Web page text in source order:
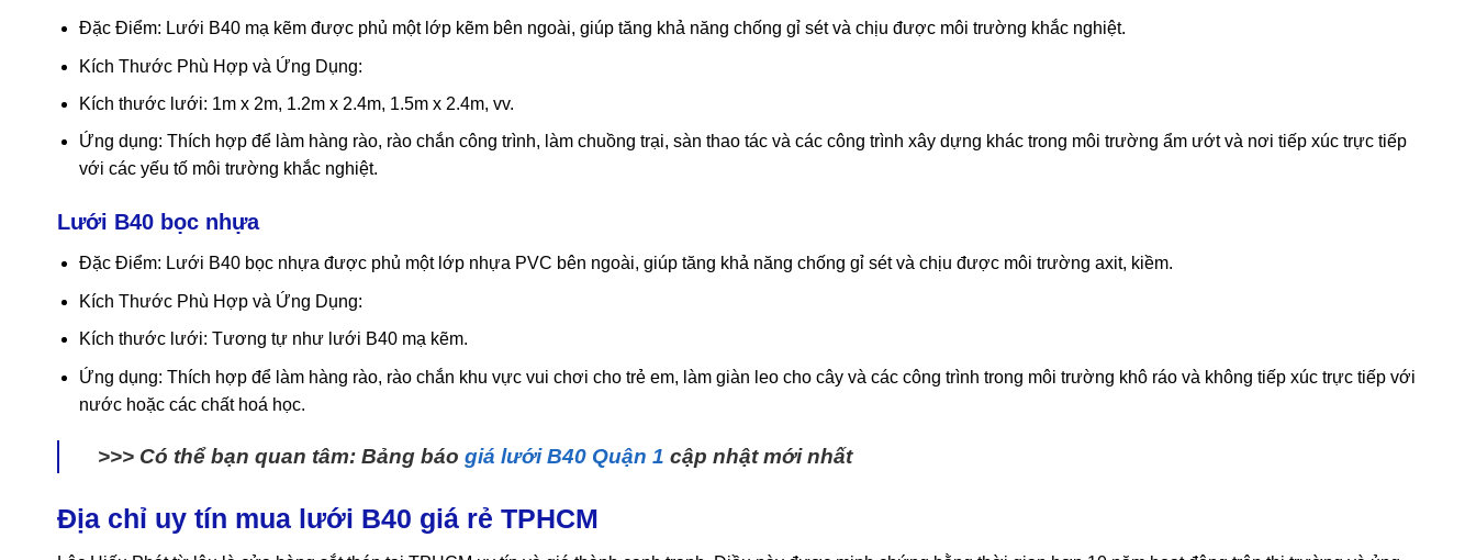
Đặc Điểm: Lưới B40 mạ kẽm được phủ một lớp kẽm bên ngoài, giúp tăng khả năng chống gỉ sét và chịu được môi trường khắc nghiệt.
Kích Thước Phù Hợp và Ứng Dụng:
Kích thước lưới: 1m x 2m, 1.2m x 2.4m, 1.5m x 2.4m, vv.
Ứng dụng: Thích hợp để làm hàng rào, rào chắn công trình, làm chuồng trại, sàn thao tác và các công trình xây dựng khác trong môi trường ẩm ướt và nơi tiếp xúc trực tiếp
với các yếu tố môi trường khắc nghiệt.
Lưới B40 bọc nhựa
Đặc Điểm: Lưới B40 bọc nhựa được phủ một lớp nhựa PVC bên ngoài, giúp tăng khả năng chống gỉ sét và chịu được môi trường axit, kiềm.
Kích Thước Phù Hợp và Ứng Dụng:
Kích thước lưới: Tương tự như lưới B40 mạ kẽm.
Ứng dụng: Thích hợp để làm hàng rào, rào chắn khu vực vui chơi cho trẻ em, làm giàn leo cho cây và các công trình trong môi trường khô ráo và không tiếp xúc trực tiếp với
nước hoặc các chất hoá học.
>>> Có thể bạn quan tâm: Bảng báogiá lưới B40 Quận 1 cập nhật mới nhất
Địa chỉ uy tín mua lưới B40 giá rẻ TPHCM